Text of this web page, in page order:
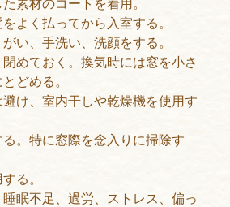
素材のコートを着用。
よく払ってから入室する。
い、手洗い、洗顔をする。
めておく。換気時には窓を小さ
どめる。
け、室内干しや乾燥機を使用す
。特に窓際を念入りに掃除す
る。
眠不足、過労、ストレス、偏っ